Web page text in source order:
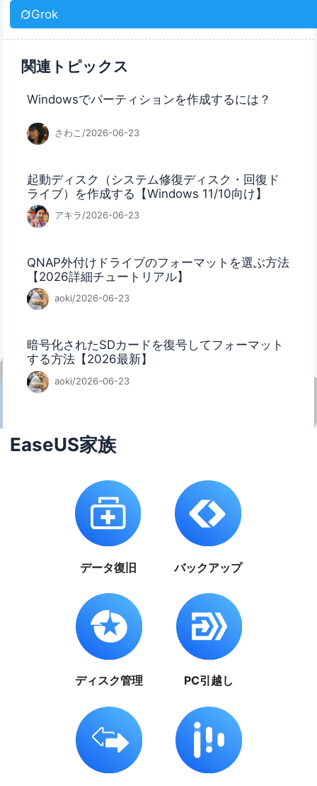
Grok
関連トピックス
Windowsでパーティションを作成するには？
さわこ/2026-06-23
起動ディスク（システム修復ディスク・回復ド
ライブ）を作成する【Windows 11/10向け】
アキラ/2026-06-23
QNAP外付けドライブのフォーマットを選ぶ方法
【2026詳細チュートリアル】
aoki/2026-06-23
暗号化されたSDカードを復号してフォーマット
する方法【2026最新】
aoki/2026-06-23
EaseUS家族
データ復旧 バックアップ
ディスク管理 PC引越し